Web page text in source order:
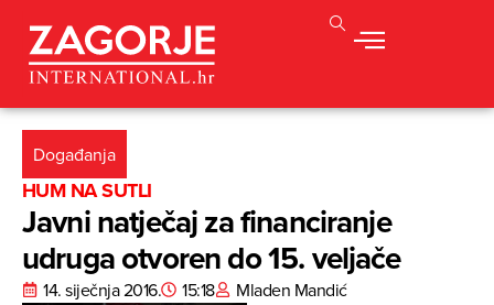
Događanja
HUM NA SUTLI
Javni natječaj za financiranje
udruga otvoren do 15. veljače
14. siječnja 2016. 15:18 Mladen Mandić